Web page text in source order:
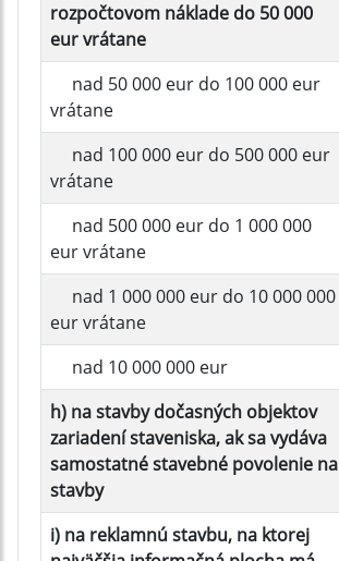
rozpočtovom náklade do 50 000
eur vrátane
nad 50 000 eur do 100 000 eur
vrátane
nad 100 000 eur do 500 000 eur
vrátane
nad 500 000 eur do 1 000 000
eur vrátane
nad 1 000 000 eur do 10 000 000
eur vrátane
nad 10 000 000 eur
h) na stavby dočasných objektov
zariadení staveniska, ak sa vydáva
samostatné stavebné povolenie na
stavby
i) na reklamnú stavbu, na ktorej